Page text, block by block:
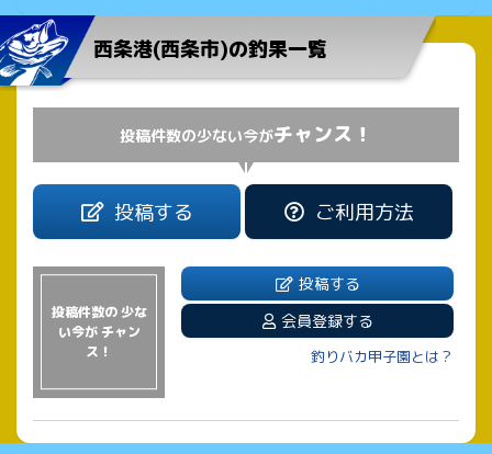
西条港(西条市)の釣果一覧
投稿件数の少ない今がチャンス！
投稿する ご利用方法
投稿件数の 少な
い今が チャン
ス！
投稿する
会員登録する
釣りバカ甲子園とは？